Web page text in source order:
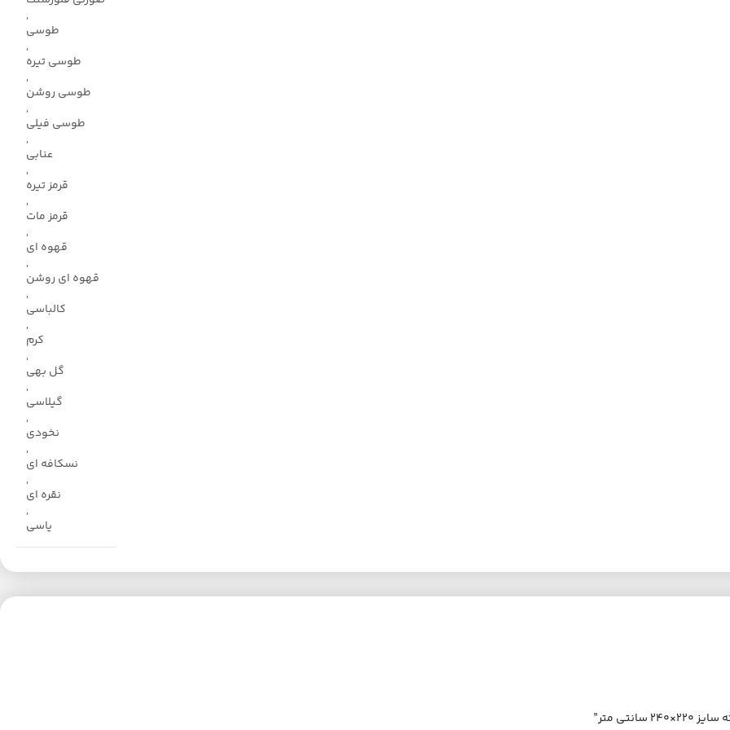
,
طوسی
,
طوسی تیره
,
طوسی روشن
,
طوسی فیلی
,
عنابی
,
قرمز تیره
,
قرمز مات
,
قهوه ای
,
قهوه ای روشن
,
کالباسی
,
کرم
,
گل بهی
,
گیلاسی
,
نخودی
,
نسکافه ای
,
نقره ای
,
یاسی
متر”